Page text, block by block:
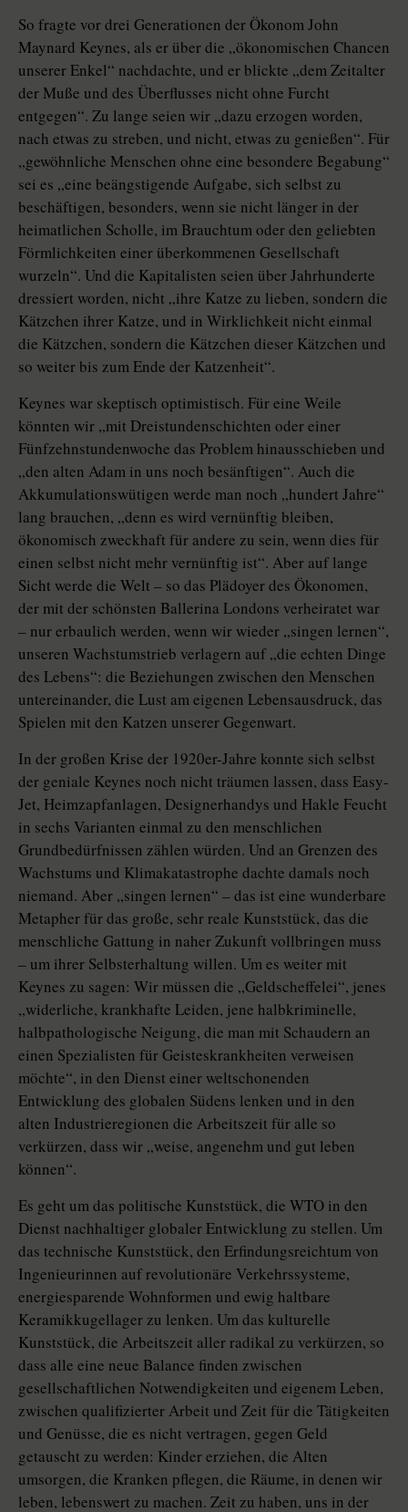
So fragte vor drei Generationen der Ökonom John
Maynard Keynes, als er über die „ökonomischen Chancen
unserer Enkel“ nachdachte, und er blickte „dem Zeitalter
der Muße und des Überflusses nicht ohne Furcht
entgegen“. Zu lange seien wir „dazu erzogen worden,
nach etwas zu streben, und nicht, etwas zu genießen“. Für
„gewöhnliche Menschen ohne eine besondere Begabung“
sei es „eine beängstigende Aufgabe, sich selbst zu
beschäftigen, besonders, wenn sie nicht länger in der
heimatlichen Scholle, im Brauchtum oder den geliebten
Förmlichkeiten einer überkommenen Gesellschaft
wurzeln“. Und die Kapitalisten seien über Jahrhunderte
dressiert worden, nicht „ihre Katze zu lieben, sondern die
Kätzchen ihrer Katze, und in Wirklichkeit nicht einmal
die Kätzchen, sondern die Kätzchen dieser Kätzchen und
so weiter bis zum Ende der Katzenheit“.
Keynes war skeptisch optimistisch. Für eine Weile
könnten wir „mit Dreistundenschichten oder einer
Fünfzehnstundenwoche das Problem hinausschieben und
„den alten Adam in uns noch besänftigen“. Auch die
Akkumulationswütigen werde man noch „hundert Jahre“
lang brauchen, „denn es wird vernünftig bleiben,
ökonomisch zweckhaft für andere zu sein, wenn dies für
einen selbst nicht mehr vernünftig ist“. Aber auf lange
Sicht werde die Welt – so das Plädoyer des Ökonomen,
der mit der schönsten Ballerina Londons verheiratet war
– nur erbaulich werden, wenn wir wieder „singen lernen“,
unseren Wachstumstrieb verlagern auf „die echten Dinge
des Lebens“: die Beziehungen zwischen den Menschen
untereinander, die Lust am eigenen Lebensausdruck, das
Spielen mit den Katzen unserer Gegenwart.
In der großen Krise der 1920er-Jahre konnte sich selbst
der geniale Keynes noch nicht träumen lassen, dass Easy-
Jet, Heimzapfanlagen, Designerhandys und Hakle Feucht
in sechs Varianten einmal zu den menschlichen
Grundbedürfnissen zählen würden. Und an Grenzen des
Wachstums und Klimakatastrophe dachte damals noch
niemand. Aber „singen lernen“ – das ist eine wunderbare
Metapher für das große, sehr reale Kunststück, das die
menschliche Gattung in naher Zukunft vollbringen muss
– um ihrer Selbsterhaltung willen. Um es weiter mit
Keynes zu sagen: Wir müssen die „Geldscheffelei“, jenes
„widerliche, krankhafte Leiden, jene halbkriminelle,
halbpathologische Neigung, die man mit Schaudern an
einen Spezialisten für Geisteskrankheiten verweisen
möchte“, in den Dienst einer weltschonenden
Entwicklung des globalen Südens lenken und in den
alten Industrieregionen die Arbeitszeit für alle so
verkürzen, dass wir „weise, angenehm und gut leben
können“.
Es geht um das politische Kunststück, die WTO in den
Dienst nachhaltiger globaler Entwicklung zu stellen. Um
das technische Kunststück, den Erfindungsreichtum von
Ingenieurinnen auf revolutionäre Verkehrssysteme,
energiesparende Wohnformen und ewig haltbare
Keramikkugellager zu lenken. Um das kulturelle
Kunststück, die Arbeitszeit aller radikal zu verkürzen, so
dass alle eine neue Balance finden zwischen
gesellschaftlichen Notwendigkeiten und eigenem Leben,
zwischen qualifizierter Arbeit und Zeit für die Tätigkeiten
und Genüsse, die es nicht vertragen, gegen Geld
getauscht zu werden: Kinder erziehen, die Alten
umsorgen, die Kranken pflegen, die Räume, in denen wir
leben, lebenswert zu machen. Zeit zu haben, uns in der